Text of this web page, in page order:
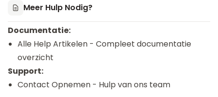
Meer Hulp Nodig?
Documentatie:
Alle Help Artikelen - Compleet documentatie
overzicht
Support:
Contact Opnemen - Hulp van ons team